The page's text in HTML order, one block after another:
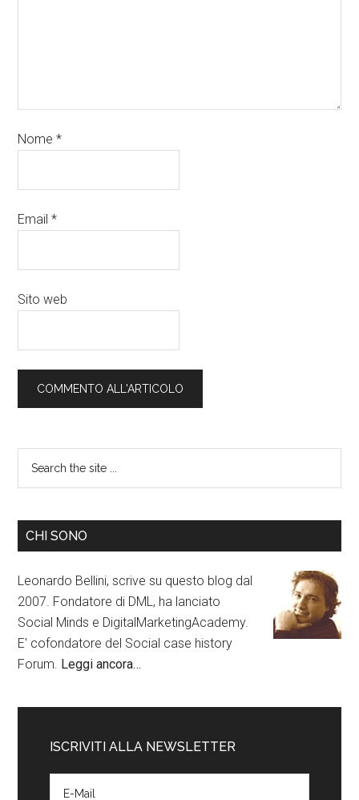
Nome*
Email*
Sito web
CHI SONO
Leonardo Bellini, scrive su questo blog dal
2007. Fondatore di DML, ha lanciato
Social Minds e DigitalMarketingAcademy.
E' cofondatore del Social case history
Forum. Leggi ancora…
ISCRIVITI ALLA NEWSLETTER